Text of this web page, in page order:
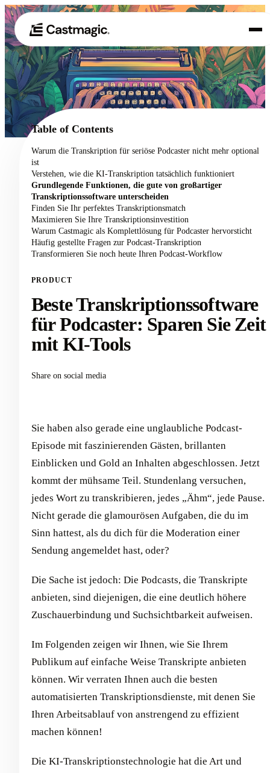
01 Produkt
02 Anwendungsfälle
Preisgestaltung
Über uns
Table of Contents
Warum die Transkription für seriöse Podcaster nicht mehr optional
ist
Verstehen, wie die KI-Transkription tatsächlich funktioniert
Grundlegende Funktionen, die gute von großartiger
Transkriptionssoftware unterscheiden
Finden Sie Ihr perfektes Transkriptionsmatch
Maximieren Sie Ihre Transkriptionsinvestition
Warum Castmagic als Komplettlösung für Podcaster hervorsticht
Häufig gestellte Fragen zur Podcast-Transkription
Transformieren Sie noch heute Ihren Podcast-Workflow
PRODUCT
Beste Transkriptionssoftware
für Podcaster: Sparen Sie Zeit
mit KI-Tools
Share on social media
Sie haben also gerade eine unglaubliche Podcast-
Episode mit faszinierenden Gästen, brillanten
Einblicken und Gold an Inhalten abgeschlossen. Jetzt
kommt der mühsame Teil. Stundenlang versuchen,
jedes Wort zu transkribieren, jedes „Ähm“, jede Pause.
Nicht gerade die glamourösen Aufgaben, die du im
Sinn hattest, als du dich für die Moderation einer
Sendung angemeldet hast, oder?
Die Sache ist jedoch: Die Podcasts, die Transkripte
anbieten, sind diejenigen, die eine deutlich höhere
Zuschauerbindung und Suchsichtbarkeit aufweisen.
Im Folgenden zeigen wir Ihnen, wie Sie Ihrem
Publikum auf einfache Weise Transkripte anbieten
können. Wir verraten Ihnen auch die besten
automatisierten Transkriptionsdienste, mit denen Sie
Ihren Arbeitsablauf von anstrengend zu effizient
machen können!
Die KI-Transkriptionstechnologie hat die Art und